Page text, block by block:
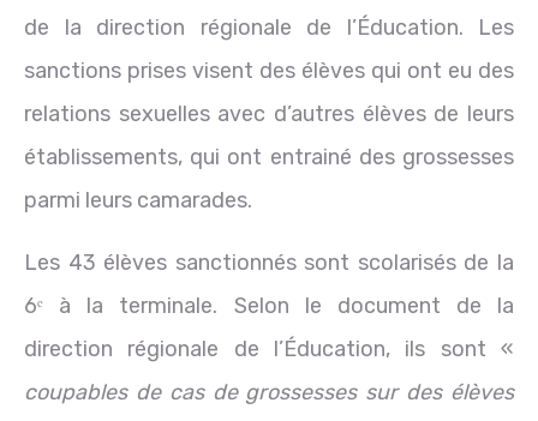
de la direction régionale de l’Éducation. Les
sanctions prises visent des élèves qui ont eu des
relations sexuelles avec d’autres élèves de leurs
établissements, qui ont entrainé des grossesses
parmi leurs camarades.
Les 43 élèves sanctionnés sont scolarisés de la
6ᵉ à la terminale. Selon le document de la
direction régionale de l’Éducation, ils sont «
coupables de cas de grossesses sur des élèves